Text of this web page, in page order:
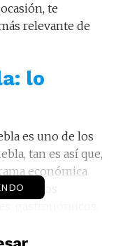
te
relevante de
lo
es uno de los
tan es así que,
económica
esta, los
las